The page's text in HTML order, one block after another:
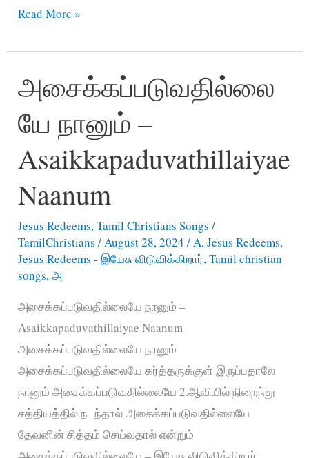
Iniya
Yesuvai
Paaduvean
–
இனிய
இயேசுவை
Read More »
அசைக்கப்படுவதில்லை
யே நானும் –
Asaikkapaduvathillaiyae
Naanum
Jesus Redeems,Tamil Christians Songs /
TamilChristians/August 28, 2024/A,Jesus Redeems,
Jesus Redeems - இயேசு விடுவிக்கிறார்,Tamil christian
songs,அ
அசைக்கப்படுவதில்லையே நானும் –
Asaikkapaduvathillaiyae Naanum
அசைக்கப்படுவதில்லையே நானும்
அசைக்கப்படுவதில்லையே கர்த்தருக்குள் இருப்பதாலே
நானும் அசைக்கப்படுவதில்லையே 2.ஆவியில் நிறைந்து
சத்தியத்தில் நடந்தால் அசைக்கப்படுவதில்லையே
தேவனின் சித்தம் செய்வதால் என்றும்